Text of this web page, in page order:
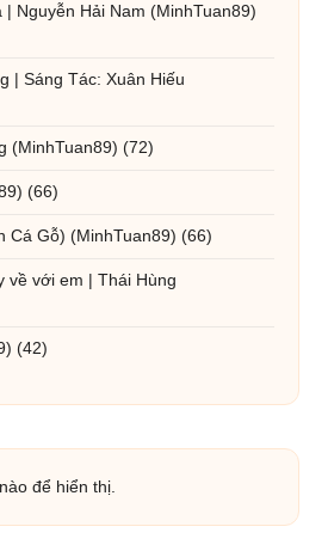
| Nguyễn Hải Nam (MinhTuan89)
| Sáng Tác: Xuân Hiếu
(MinhTuan89) (72)
(66)
Cá Gỗ) (MinhTuan89) (66)
về với em | Thái Hùng
(42)
để hiển thị.